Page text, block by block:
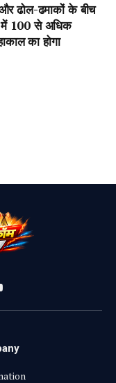
ढोल-ढमाकों के बीच
में 100 से अधिक
का होगा